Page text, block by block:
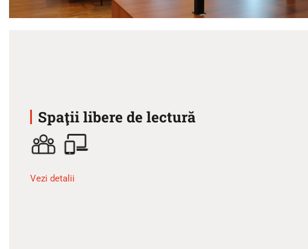
Spaţii libere de lectură
Vezi detalii